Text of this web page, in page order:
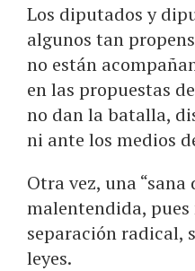
Los diputados y
algunos tan
no están
en las propuestas
no dan la batalla,
ni ante los medios
Otra vez, una “sana
malentendida,
separación radical,
leyes.